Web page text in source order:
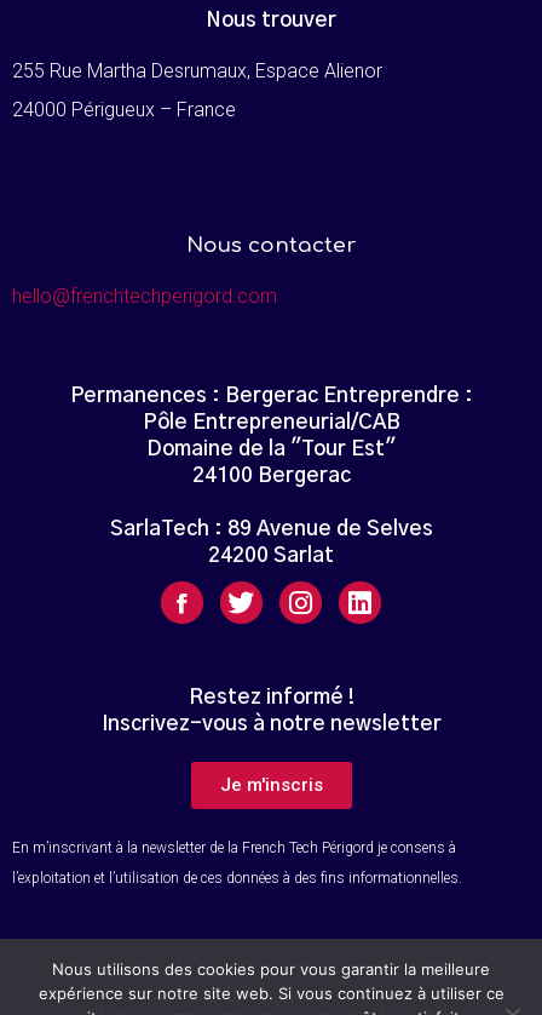
Nous trouver
255 Rue Martha Desrumaux, Espace Alienor
24000 Périgueux – France
Nous contacter
hello@frenchtechperigord.com
Permanences : Bergerac Entreprendre :
Pôle Entrepreneurial/CAB
Domaine de la "Tour Est"
24100 Bergerac
SarlaTech : 89 Avenue de Selves
24200 Sarlat
Restez informé !
Inscrivez-vous à notre newsletter
Je m'inscris
En m’inscrivant à la newsletter de la French Tech Périgord je consens à
l’exploitation et l’utilisation de ces données à des fins informationnelles.
© Tous droits réservés – French Tech Périgord
Nous utilisons des cookies pour vous garantir la meilleure
expérience sur notre site web. Si vous continuez à utiliser ce